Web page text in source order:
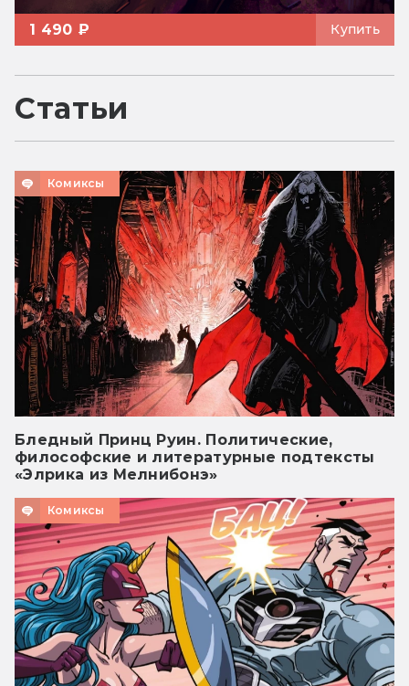
1 490 ₽ Купить
Статьи
Комиксы
Бледный Принц Руин. Политические,
философские и литературные подтексты
«Элрика из Мелнибонэ»
Комиксы